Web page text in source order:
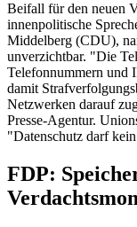
Beifall für den neuen
innenpolitische
Middelberg (CDU),
unverzichtbar. "Die
Telefonnummern und
damit
Netzwerken darauf
Presse-Agentur.
"Datenschutz darf
FDP: